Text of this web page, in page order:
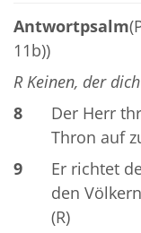
Antwortpsalm
11b))
R Keinen, der
8
Der Herr
Thron auf
9
Er richtet
den
(R)